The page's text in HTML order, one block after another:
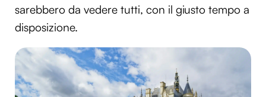
sarebbero da vedere tutti, con il giusto tempo a
disposizione.